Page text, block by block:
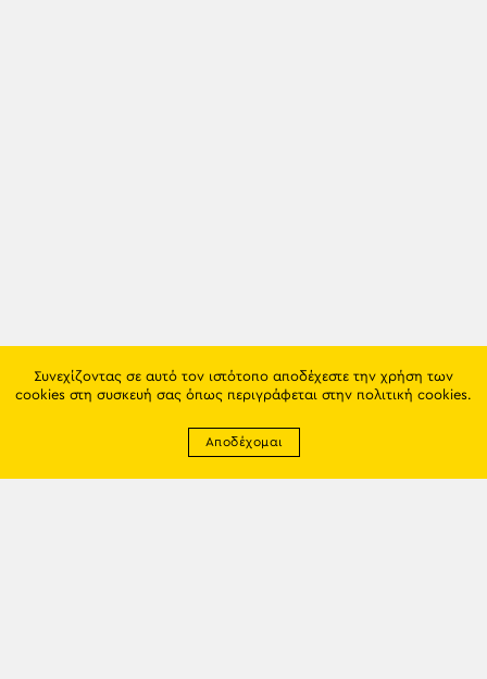
Συνεχίζοντας σε αυτό τον ιστότοπο αποδέχεστε την χρήση των
cookies στη συσκευή σας όπως περιγράφεται στην πολιτική cookies.
Αποδέχομαι